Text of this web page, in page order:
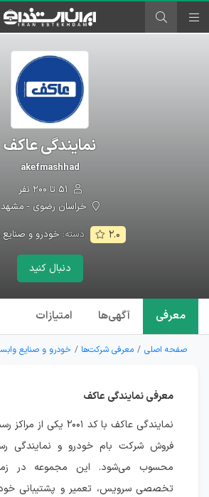
نمایندگی عاکف
akefmashhad
خراسان رضوی - مشهد
۲.۰ دسته: خودرو و صنایع
دنبال کنید
معرفی آگهی‌ها امتیازات
صفحه اصلی معرفی شرکت‌ها خودرو و صنایع
معرفی نمایندگی عاکف
نمایندگی عاکف با کد
فروش شرکت بام خودرو و نمایندگی
محسوب می‌شود. این مجموعه در
تخصصی سرویس، تعمیر و پشتیبانی